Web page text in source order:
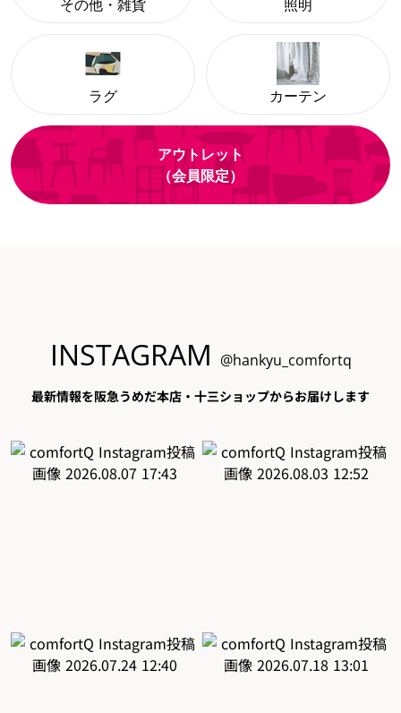
その他・雑貨 照明
ラグ カーテン
アウトレット
（会員限定）
INSTAGRAM @hankyu_comfortq
最新情報を阪急うめだ本店・十三ショップからお届けします